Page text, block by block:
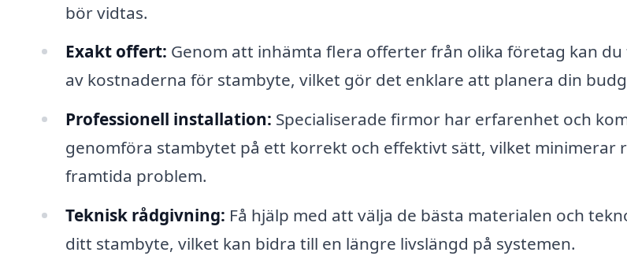
bör vidtas.
Exakt offert: Genom att inhämta flera offerter från olika företag kan du
av kostnaderna för stambyte, vilket gör det enklare att planera din
Professionell installation: Specialiserade firmor har erfarenhet och
genomföra stambytet på ett korrekt och effektivt sätt, vilket minimerar
framtida problem.
Teknisk rådgivning: Få hjälp med att välja de bästa materialen och
ditt stambyte, vilket kan bidra till en längre livslängd på systemen.